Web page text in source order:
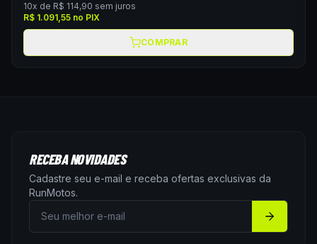
10x de R$ 114,90 sem juros
R$ 1.091,55 no PIX
COMPRAR
RECEBA NOVIDADES
Cadastre seu e-mail e receba ofertas exclusivas da
RunMotos.